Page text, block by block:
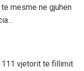
mesme ne gjuhen
111 vjetorit te fillimit